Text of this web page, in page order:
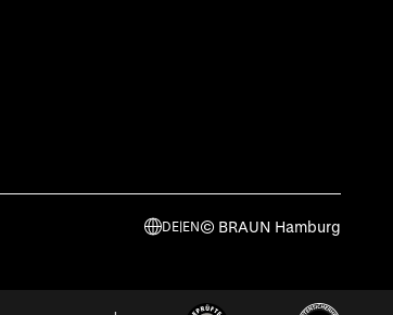
DE|EN© BRAUN Hamburg